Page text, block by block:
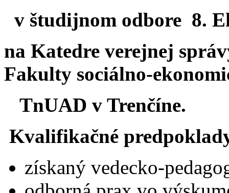
v študijnom odbore 8.
na Katedre verejnej
Fakulty sociálno-
TnUAD v Trenčíne.
Kvalifikačné
získaný vedecko-